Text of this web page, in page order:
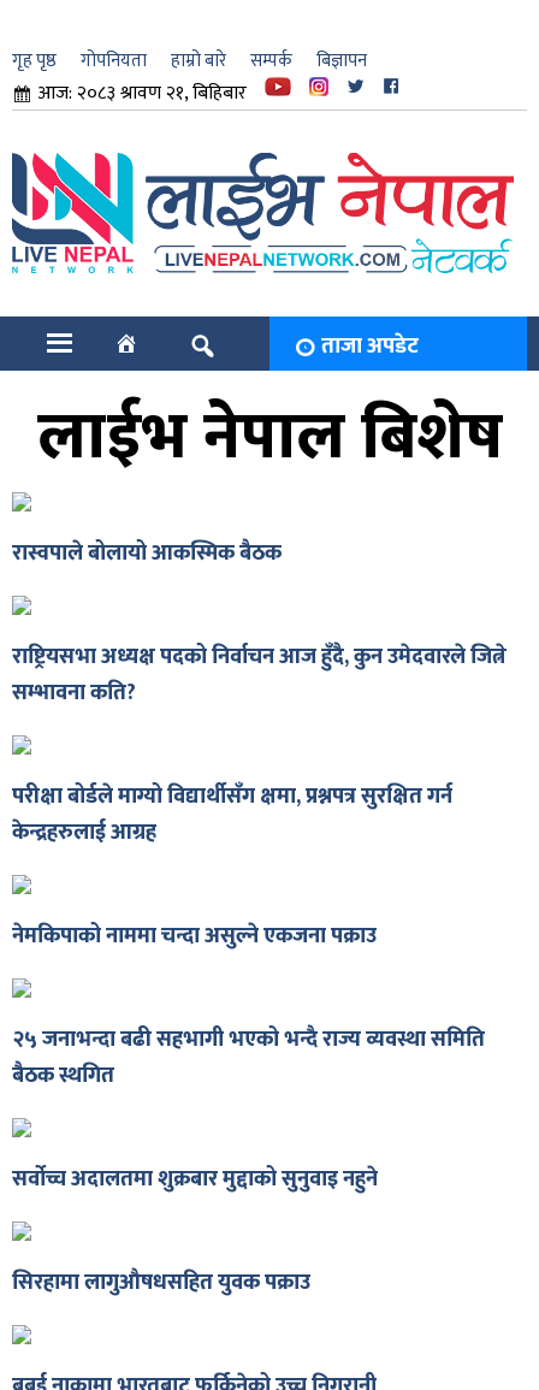
गृह पृष्ठ गोपनियता हाम्रो बारे सम्पर्क बिज्ञापन
आज: २०८३ श्रावण २१, बिहिबार
ताजा अपडेट
लाईभ नेपाल बिशेष
रास्वपाले बोलायो आकस्मिक बैठक
राष्ट्रियसभा अध्यक्ष पदको निर्वाचन आज हुँदै, कुन उमेदवारले जित्ने
सम्भावना कति?
परीक्षा बोर्डले माग्यो विद्यार्थीसँग क्षमा, प्रश्नपत्र सुरक्षित गर्न
केन्द्रहरुलाई आग्रह
नेमकिपाको नाममा चन्दा असुल्ने एकजना पक्राउ
२५ जनाभन्दा बढी सहभागी भएको भन्दै राज्य व्यवस्था समिति
बैठक स्थगित
सर्वोच्च अदालतमा शुक्रबार मुद्दाको सुनुवाइ नहुने
सिरहामा लागुऔषधसहित युवक पक्राउ